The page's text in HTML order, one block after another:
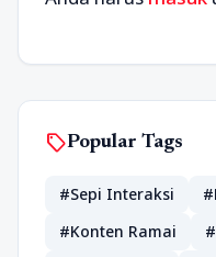
sellPopular Tags
#Sepi Interaksi
#Konten Ramai